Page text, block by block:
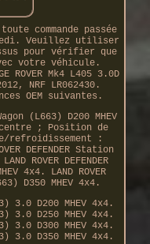
commande passée
Veuillez utiliser
pour vérifier que
votre véhicule.
ROVER Mk4 L405 3.0D
NRF LR062430.
OEM suivantes.
(L663) D200 MHEV
; Position de
refroidissement :
DEFENDER Station
ROVER DEFENDER
4x4. LAND ROVER
D350 MHEV 4x4.
3.0 D200 MHEV 4x4.
3.0 D250 MHEV 4x4.
3.0 D300 MHEV 4x4.
3.0 D350 MHEV 4x4.